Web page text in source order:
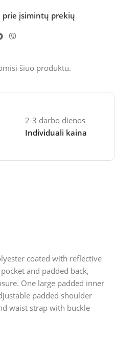
prie įsimintų prekių
šiuo produktu.
2-3 darbo dienos
Individuali kaina
coated with reflective
and padded back,
One large padded inner
padded shoulder
waist strap with buckle